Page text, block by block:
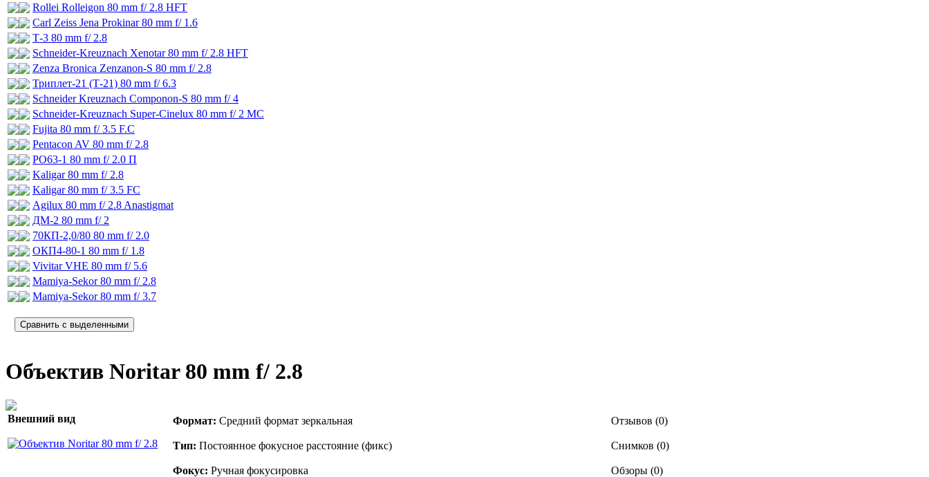
Rollei Rolleigon 80 mm f/ 2.8 HFT
Carl Zeiss Jena Prokinar 80 mm f/ 1.6
Т-3 80 mm f/ 2.8
Schneider-Kreuznach Xenotar 80 mm f/ 2.8 HFT
Zenza Bronica Zenzanon-S 80 mm f/ 2.8
Триплет-21 (Т-21) 80 mm f/ 6.3
Schneider Kreuznach Componon-S 80 mm f/ 4
Schneider-Kreuznach Super-Cinelux 80 mm f/ 2 MC
Fujita 80 mm f/ 3.5 F.C
Pentacon AV 80 mm f/ 2.8
РО63-1 80 mm f/ 2.0 П
Kaligar 80 mm f/ 2.8
Kaligar 80 mm f/ 3.5 FC
Agilux 80 mm f/ 2.8 Anastigmat
ДМ-2 80 mm f/ 2
70КП-2,0/80 80 mm f/ 2.0
ОКП4-80-1 80 mm f/ 1.8
Vivitar VHE 80 mm f/ 5.6
Mamiya-Sekor 80 mm f/ 2.8
Mamiya-Sekor 80 mm f/ 3.7
Объектив Noritar 80 mm f/ 2.8
Внешний вид Формат: Средний формат зеркальная
Тип: Постоянное фокусное расстояние (фикс)
Фокус: Ручная фокусировка
Отзывов (0)
Снимков (0)
Обзоры (0)